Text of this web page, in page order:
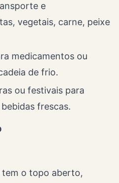
e
vegetais, carne, peixe
medicamentos ou
de frio.
ou festivais para
frescas.
tem o topo aberto,